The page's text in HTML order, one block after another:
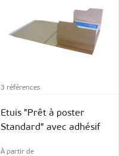
3 références
Etuis "Prêt à poster
Standard" avec adhésif
À partir de